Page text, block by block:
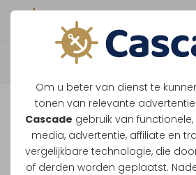
Om u beter van dienst te
tonen van relevante
Cascade gebruik van
media, advertentie, affiliate en
vergelijkbare technologie, die
of derden worden geplaatst.
Boek direct je
Vaar je mee
Ondanks de lage
onze vaarten